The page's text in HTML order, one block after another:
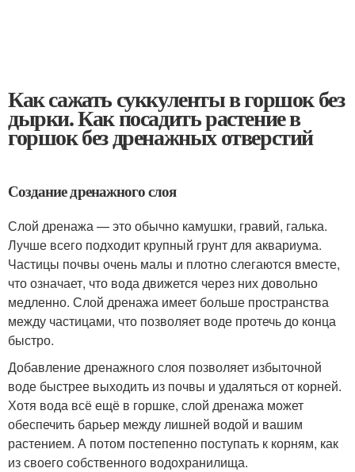
Как сажать суккуленты в горшок без
дырки. Как посадить растение в
горшок без дренажных отверстий
Создание дренажного слоя
Слой дренажа — это обычно камушки, гравий, галька.
Лучше всего подходит крупный грунт для аквариума.
Частицы почвы очень малы и плотно слегаются вместе,
что означает, что вода движется через них довольно
медленно. Слой дренажа имеет больше пространства
между частицами, что позволяет воде протечь до конца
быстро.
Добавление дренажного слоя позволяет избыточной
воде быстрее выходить из почвы и удаляться от корней.
Хотя вода всё ещё в горшке, слой дренажа может
обеспечить барьер между лишней водой и вашим
растением. А потом постепенно поступать к корням, как
из своего собственного водохранилища.